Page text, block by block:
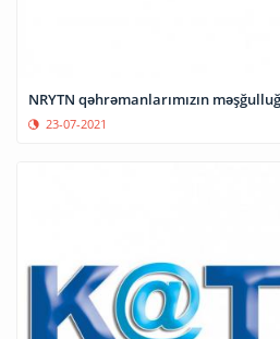
NRYTN qəhrəmanlarımızın
23-07-2021